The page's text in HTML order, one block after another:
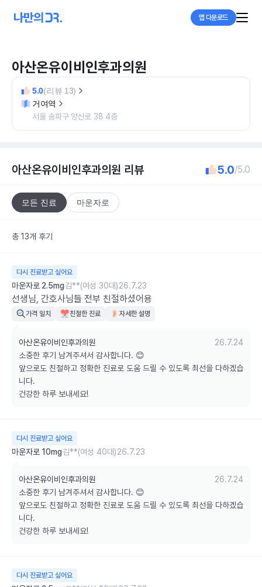
앱 다운로드
아산온유이비인후과의원
5.0(리뷰 13)
거여역
서울 송파구 양산로 38 4층
아산온유이비인후과의원 리뷰 5.0/5.0
모든 진료 마운자로
총 13개 후기
다시 진료받고 싶어요
마운자로 2.5mg김**(여성 30대)26.7.23
선생님, 간호사님들 전부 친절하셨어용
가격 일치 친절한 진료 자세한 설명
아산온유이비인후과의원
26.7.24
소중한 후기 남겨주셔서 감사합니다. 😊
앞으로도 친절하고 정확한 진료로 도움 드릴 수 있도록 최선을 다하겠습
니다.
건강한 하루 보내세요!
다시 진료받고 싶어요
마운자로 10mg김**(여성 40대)26.7.23
아산온유이비인후과의원
26.7.24
소중한 후기 남겨주셔서 감사합니다. 😊
앞으로도 친절하고 정확한 진료로 도움 드릴 수 있도록 최선을 다하겠습
니다.
건강한 하루 보내세요!
다시 진료받고 싶어요